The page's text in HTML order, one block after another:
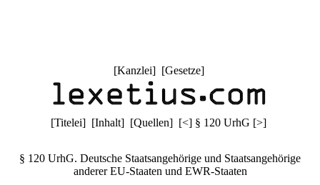
[Kanzlei] [Gesetze]
[Titelei] [Inhalt] [Quellen] [<] § 120 UrhG [>]
§ 120 UrhG. Deutsche Staatsangehörige und Staatsangehörige
anderer EU-Staaten und EWR-Staaten